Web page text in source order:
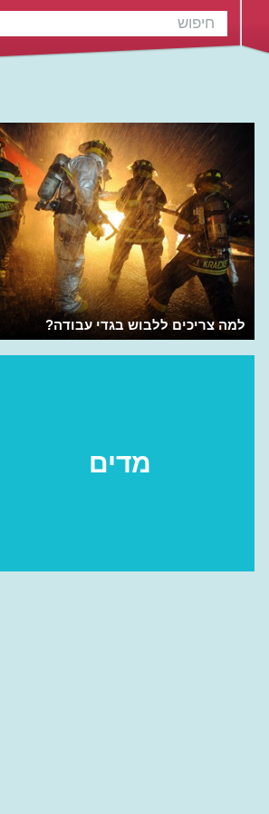
למה צריכים ללבוש בגדי עבודה?
מדים